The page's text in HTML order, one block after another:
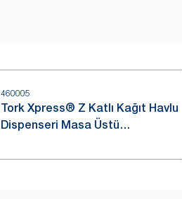
460005
Tork Xpress® Z Katlı Kağıt Havlu
Dispenseri Masa Üstü